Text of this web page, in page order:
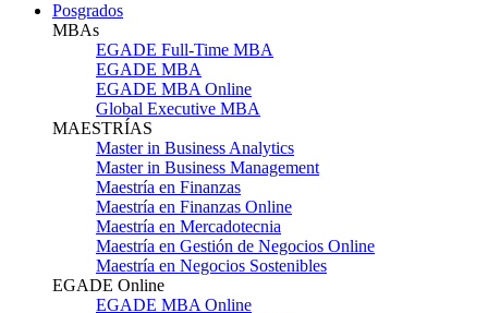
Posgrados
MBAs
EGADE Full-Time MBA
EGADE MBA
EGADE MBA Online
Global Executive MBA
MAESTRÍAS
Master in Business Analytics
Master in Business Management
Maestría en Finanzas
Maestría en Finanzas Online
Maestría en Mercadotecnia
Maestría en Gestión de Negocios Online
Maestría en Negocios Sostenibles
EGADE Online
EGADE MBA Online